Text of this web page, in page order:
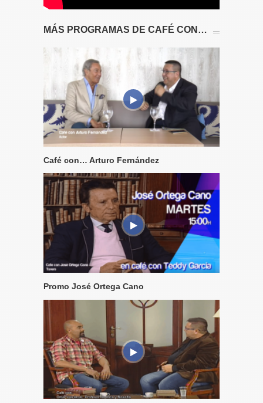
MÁS PROGRAMAS DE CAFÉ CON…
Café con… Arturo Fernández
Promo José Ortega Cano